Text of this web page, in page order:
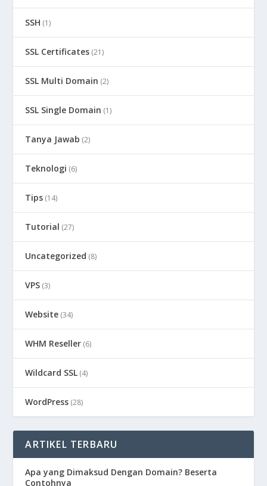
SSH (1)
SSL Certificates (21)
SSL Multi Domain (2)
SSL Single Domain (1)
Tanya Jawab (2)
Teknologi (6)
Tips (14)
Tutorial (27)
Uncategorized (8)
VPS (3)
Website (34)
WHM Reseller (6)
Wildcard SSL (4)
WordPress (28)
ARTIKEL TERBARU
Apa yang Dimaksud Dengan Domain? Beserta
Contohnya